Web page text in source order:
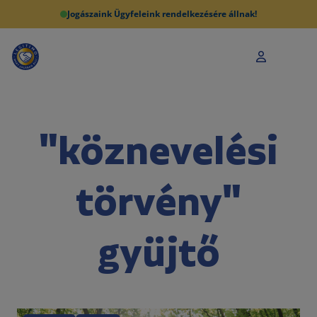
Jogászaink Ügyfeleink rendelkezésére állnak!
"köznevelési
törvény"
gyüjtő